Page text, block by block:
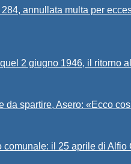
annullata multa per
2 giugno 1946, il ritorno
da spartire, Asero: «Ecco
il 25 aprile di Alfio